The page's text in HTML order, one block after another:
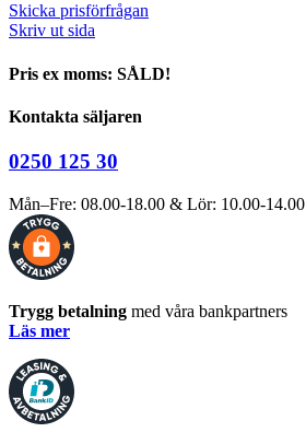
Skicka prisförfrågan
Skriv ut sida
Pris ex moms: SÅLD!
Kontakta säljaren
0250 125 30
Mån–Fre: 08.00-18.00 & Lör: 10.00-14.00
Trygg betalning med våra bankpartners
Läs mer